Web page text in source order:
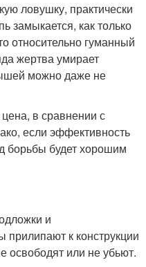
ловушку, практически
замыкается, как только
относительно гуманный
жертва умирает
можно даже не
в сравнении с
если эффективность
борьбы будет хорошим
и
к конструкции
освободят или не убьют.